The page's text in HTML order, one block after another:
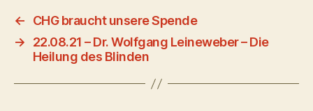
←
CHG braucht unsere Spende
→
22.08.21 – Dr. Wolfgang Leineweber – Die
Heilung des Blinden